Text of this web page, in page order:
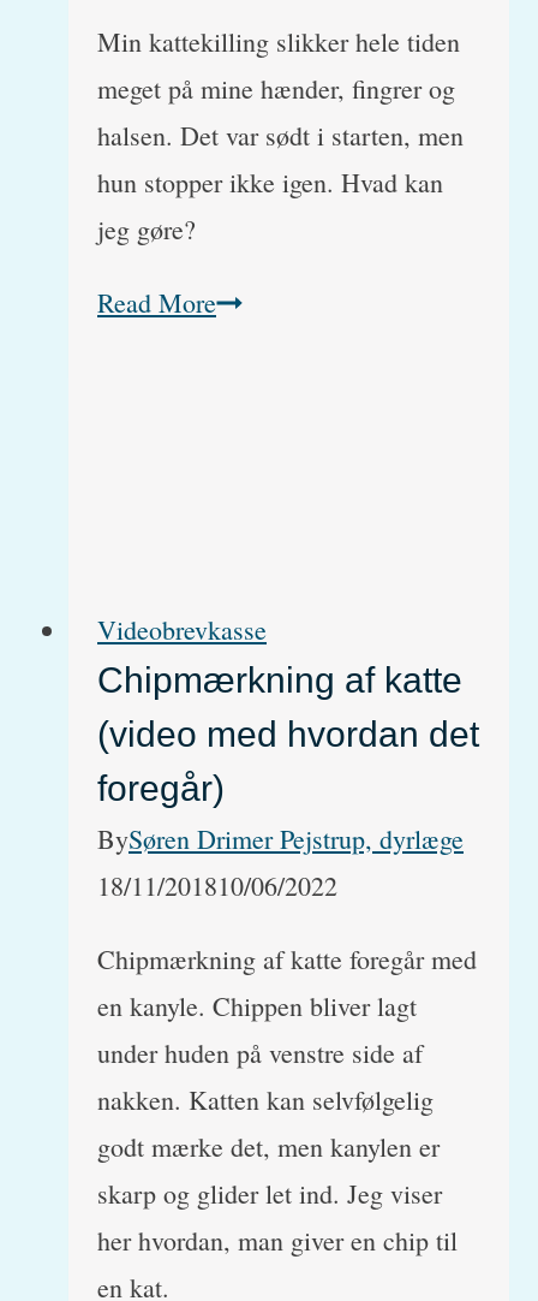
Min kattekilling slikker hele tiden
meget på mine hænder, fingrer og
halsen. Det var sødt i starten, men
hun stopper ikke igen. Hvad kan
jeg gøre?
Read MoreHvorfor
tiden?
Videobrevkasse
Chipmærkning af katte
(video med hvordan det
foregår)
BySøren Drimer Pejstrup, dyrlæge
18/11/201810/06/2022
Chipmærkning af katte foregår med
en kanyle. Chippen bliver lagt
under huden på venstre side af
nakken. Katten kan selvfølgelig
godt mærke det, men kanylen er
skarp og glider let ind. Jeg viser
her hvordan, man giver en chip til
en kat.